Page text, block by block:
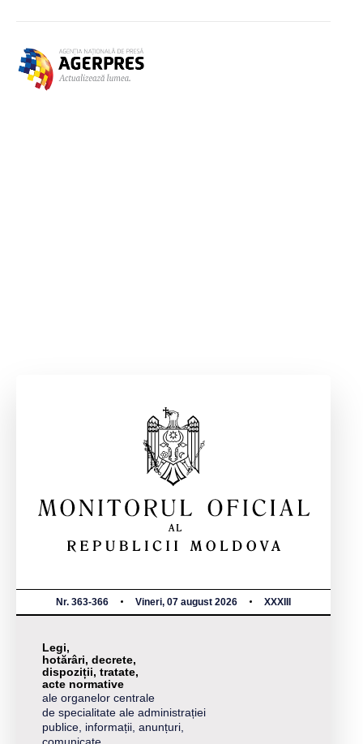
Nr. 363-366 Vineri, 07 august 2026 XXXIII
Legi,
hotărâri, decrete,
dispoziții, tratate,
acte normative
ale organelor centrale
de specialitate ale administrației
publice, informații, anunțuri,
comunicate